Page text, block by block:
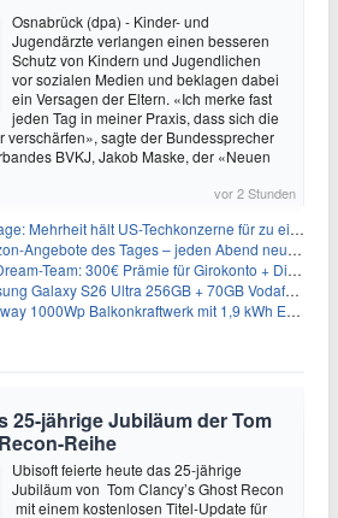
Osnabrück (dpa) - Kinder- und
Jugendärzte verlangen einen besseren
Schutz von Kindern und Jugendlichen
vor sozialen Medien und beklagen dabei
ein Versagen der Eltern. «Ich merke fast
jeden Tag in meiner Praxis, dass sich die
verschärfen», sagte der Bundessprecher
BVKJ, Jakob Maske, der «Neuen
vor 2 Stunden
Mehrheit hält US-Techkonzerne für zu einflussreich
Angebote des Tages – jeden Abend neue Deals zum Stöbern
Team: 300€ Prämie für Girokonto + Direkt-Depot
S26 Ultra 256GB + 70GB Vodafone-Netz für 34,99€/Monat (effektiv 4,74€/Monat)
Balkonkraftwerk mit 1,9 kWh EcoFlow-Speicher für 719€ + 30€ Filial-Gutschein
25-jährige Jubiläum der Tom
Reihe
Ubisoft feierte heute das 25-jährige
Jubiläum von Tom Clancy’s Ghost Recon
mit einem kostenlosen Titel-Update für